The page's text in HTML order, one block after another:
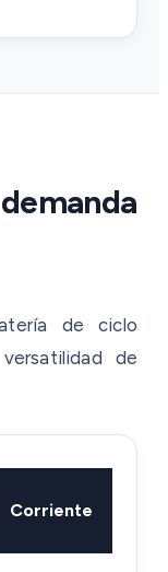
de ciclo
de
Corriente